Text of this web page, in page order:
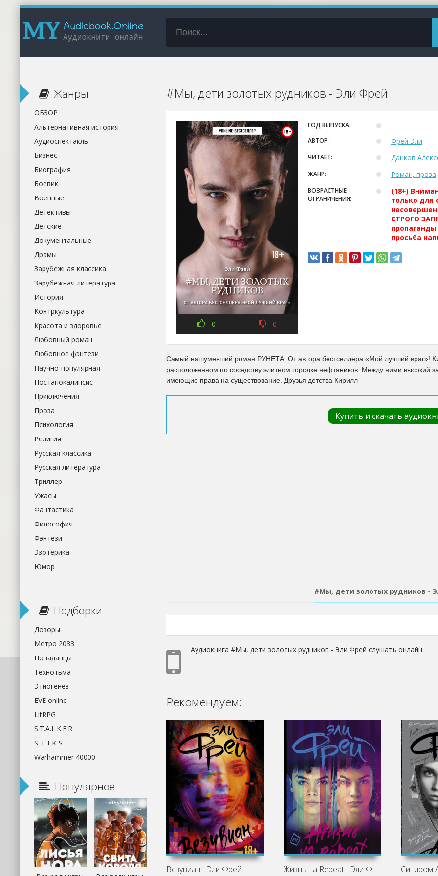
#Мы, дети золотых рудников - Эли Фрей
0 0
ГОД ВЫПУСКА:
АВТОР:
Фрей Эли
ЧИТАЕТ: Данков
ЖАНР: Роман, проза
ВОЗРАСТНЫЕ
ОГРАНИЧЕНИЯ:
(18+)
только для
СТРОГО
просьба
Самый нашумевший роман РУНЕТА! От автора бестселлера «Мой лучший враг»!
расположенном по соседству элитном городке нефтяников. Между ними высокий
имеющие права на существование. Друзья детства Кирилл
Купить и скачать
#Мы, дети золотых рудников -
Аудиокнига #Мы, дети золотых рудников - Эли Фрей слушать онлайн.
Рекомендуем:
Везувиан - Эли Фрей Жизнь на Repeat - Эли Фрей Синдром
Жанры
ОБЗОР
Альтернативная история
Аудиоспектакль
Бизнес
Биография
Боевик
Военные
Детективы
Детские
Документальные
Драмы
Зарубежная классика
Зарубежная литература
История
Контркультура
Красота и здоровье
Любовный роман
Любовное фэнтези
Научно-популярная
Постапокалипсис
Приключения
Проза
Психология
Религия
Русская классика
Русская литература
Триллер
Ужасы
Фантастика
Философия
Фэнтези
Эзотерика
Юмор
Подборки
Дозоры
Метро 2033
Попаданцы
Технотьма
Этногенез
EVE online
LitRPG
S.T.A.L.K.E.R.
S-T-I-K-S
Warhammer 40000
Популярное